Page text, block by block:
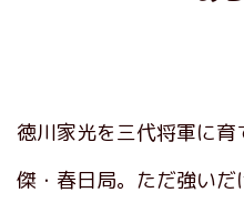
徳川家光を三代将軍に
傑・春日局。ただ強い